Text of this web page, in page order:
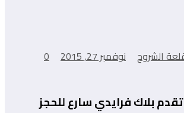
الشروح نوفمبر 27, 2015
0
بلاك فرايدي سارع للحجز